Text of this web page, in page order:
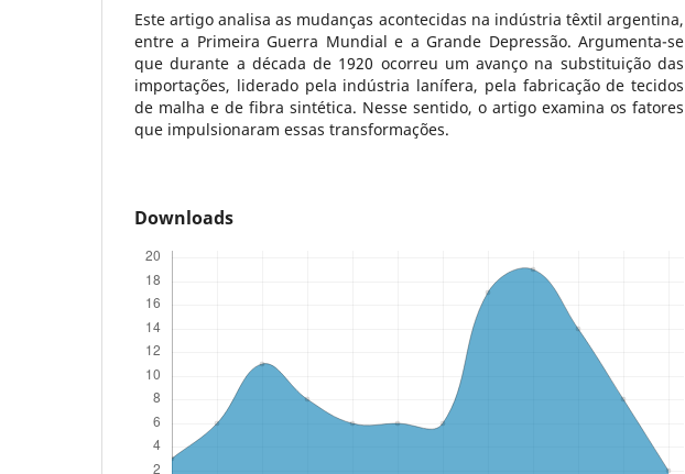
Este artigo analisa as mudanças acontecidas na indústria têxtil argentina,
entre a Primeira Guerra Mundial e a Grande Depressão. Argumenta-se
que durante a década de 1920 ocorreu um avanço na substituição das
importações, liderado pela indústria lanífera, pela fabricação de tecidos
de malha e de fibra sintética. Nesse sentido, o artigo examina os fatores
que impulsionaram essas transformações.
Downloads